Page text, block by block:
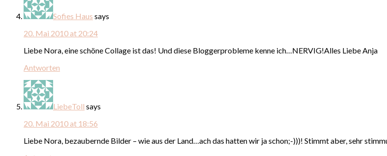
Sofies Haus says
20. Mai 2010 at 20:24
Liebe Nora, eine schöne Collage ist das! Und diese Bloggerprobleme kenne ich…NERVIG!Alles Liebe Anja
Antworten
LiebeToll says
20. Mai 2010 at 18:56
Liebe Nora, bezaubernde Bilder – wie aus der Land…ach das hatten wir ja schon;-)))! Stimmt aber, sehr